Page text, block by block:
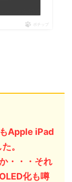
ポチップ
Apple iPad
。
・・・それ
化も噂